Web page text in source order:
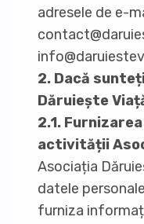
adresele de e-
2. Dacă
Dăruiește
2.1.
activității
Asociația
datele
furniza